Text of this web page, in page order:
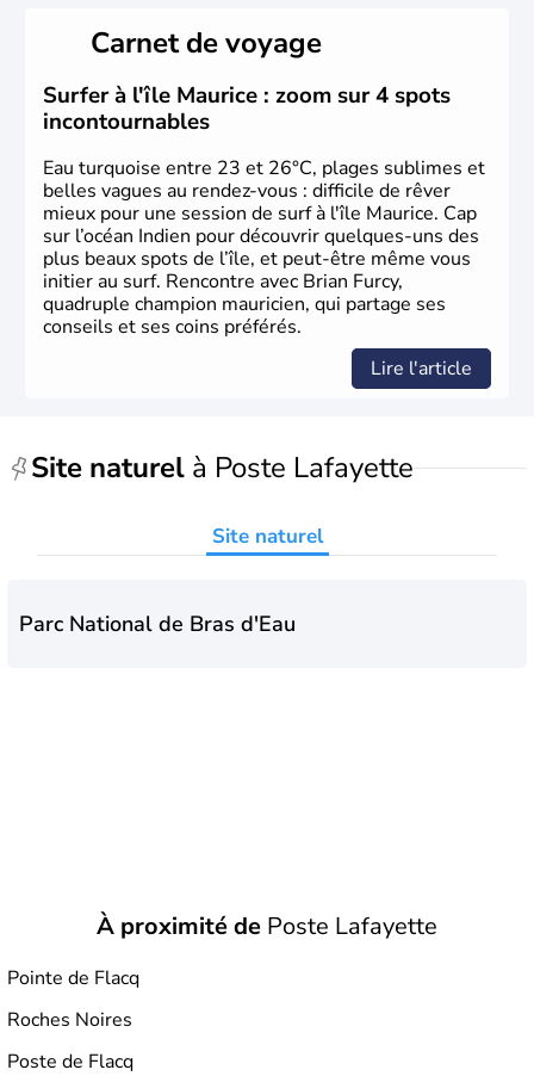
Maurice… qui aurait inspiréLewis Caroll
Carnet de voyage
Surfer à l'île Maurice : zoom sur 4 spots
incontournables
Eau turquoise entre 23 et 26°C, plages sublimes et
belles vagues au rendez-vous : difficile de rêver
mieux pour une session de surf à l'île Maurice. Cap
sur l’océan Indien pour découvrir quelques-uns des
plus beaux spots de l’île, et peut-être même vous
initier au surf. Rencontre avec Brian Furcy,
quadruple champion mauricien, qui partage ses
conseils et ses coins préférés.
Lire l'article
Site naturel à Poste Lafayette
Site naturel
Parc National de Bras d'Eau
À proximité de Poste Lafayette
Pointe de Flacq
Roches Noires
Poste de Flacq